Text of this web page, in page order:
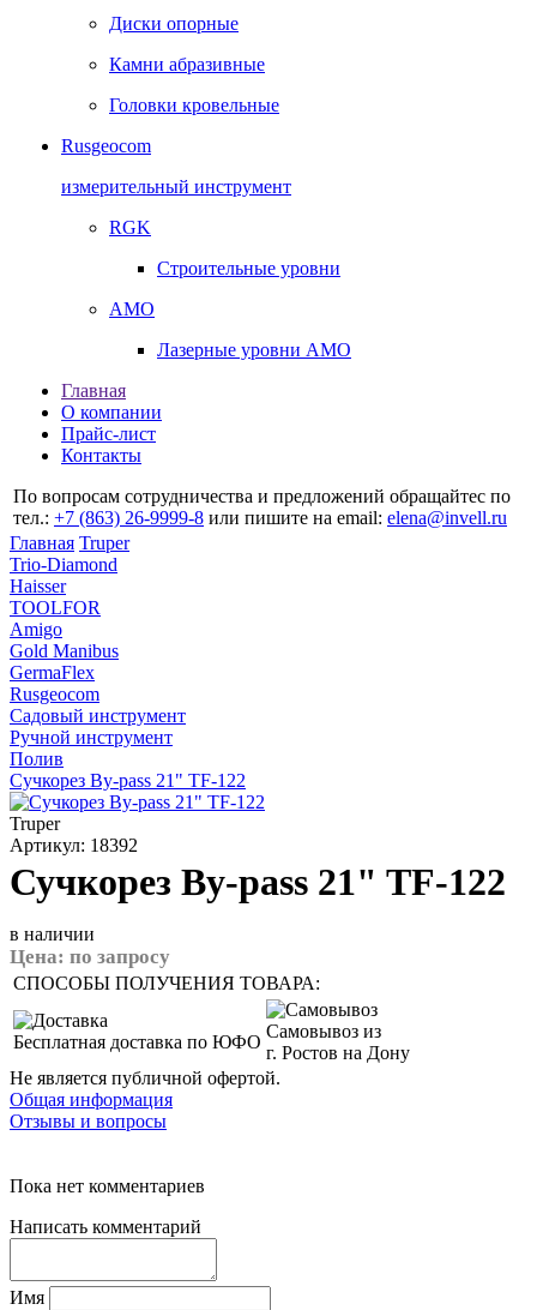
Диски опорные
Камни абразивные
Головки кровельные
Rusgeocom
измерительный инструмент
RGK
Строительные уровни
AMO
Лазерные уровни AMO
Главная
О компании
Прайс-лист
Контакты
По вопросам сотрудничества и предложений обращайтес по
тел.: +7 (863) 26‐9999‐8 или пишите на email: elena@invell.ru
Главная Truper
Trio-Diamond
Haisser
TOOLFOR
Amigo
Gold Manibus
GermaFlex
Rusgeocom
Садовый инструмент
Ручной инструмент
Полив
Сучкорез By-pass 21" TF-122
Truper
Артикул: 18392
Сучкорез By-pass 21" TF-122
в наличии
Цена: по запросу
СПОСОБЫ ПОЛУЧЕНИЯ ТОВАРА:
Бесплатная доставка по ЮФО
Самовывоз из
г. Ростов на Дону
Не является публичной офертой.
Общая информация
Отзывы и вопросы
Пока нет комментариев
Написать комментарий
Имя